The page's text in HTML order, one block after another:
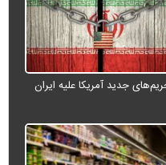
جدید آمریکا علیه ایران